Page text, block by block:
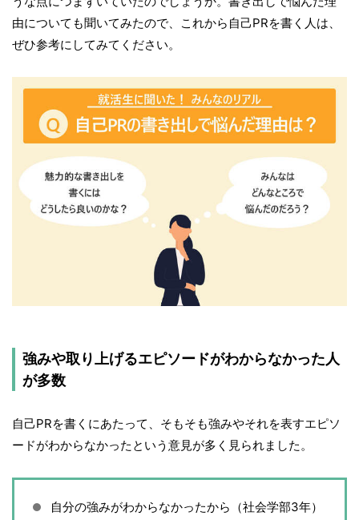
由についても聞いてみたので、これから自己PRを書く人は、
ぜひ参考にしてみてください。
強みや取り上げるエピソードがわからなかった人
が多数
自己PRを書くにあたって、そもそも強みやそれを表すエピソ
ードがわからなかったという意見が多く見られました。
自分の強みがわからなかったから（社会学部3年）